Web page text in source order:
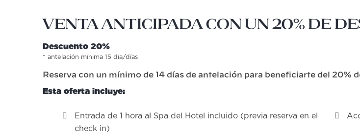
Venta Anticipada con un 20% de
Descuento 20%
antelación mínima 15 día/días
Reserva con un mínimo de 14 días de antelación para beneficiarte del 20%
Esta oferta incluye:
Entrada de 1 hora al Spa del Hotel incluido (previa reserva en el
check in)